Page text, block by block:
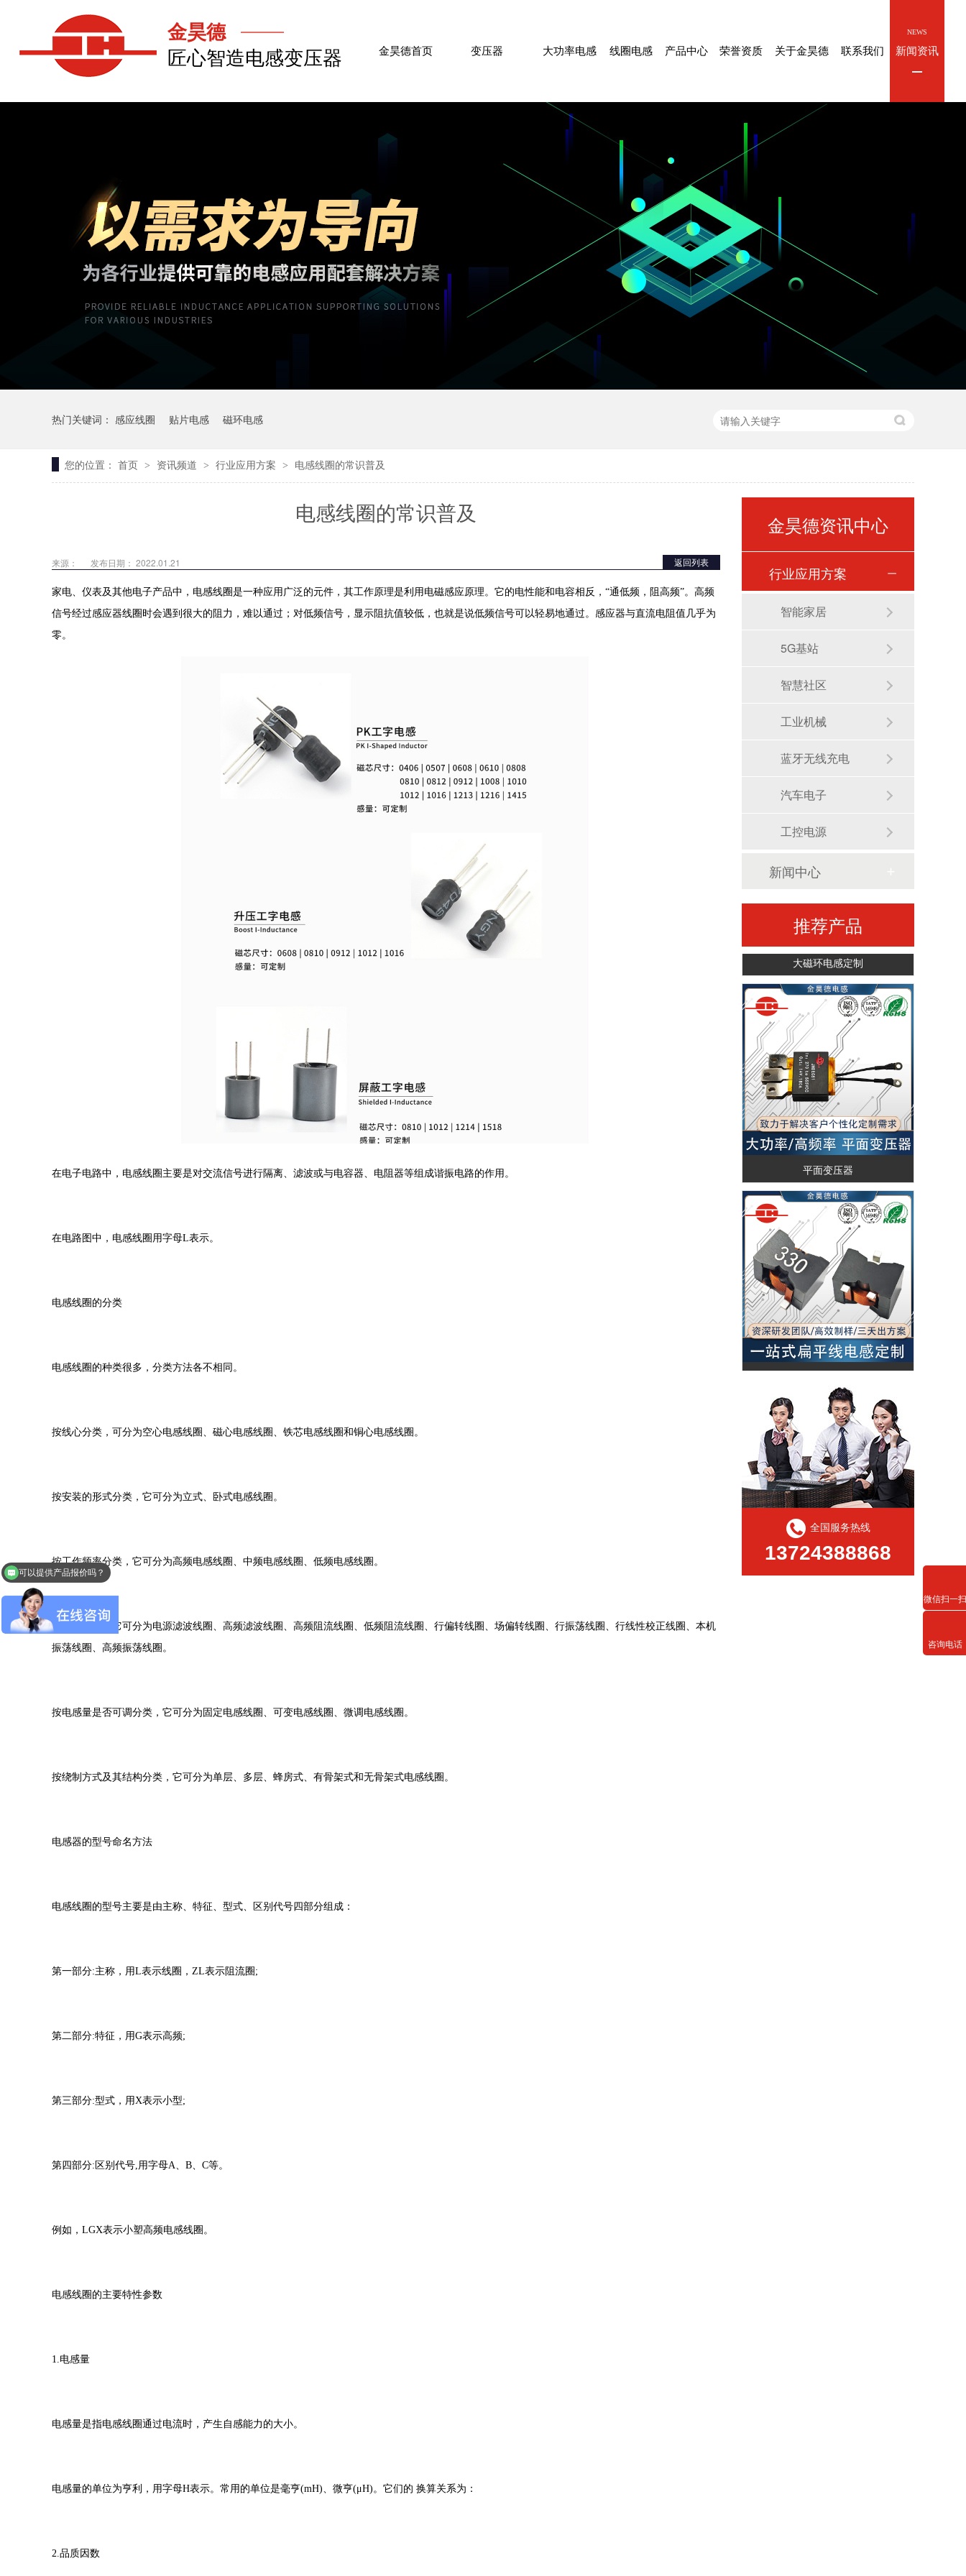
金昊德
匠心智造电感变压器
金昊德首页 变压器 大功率电感 线圈电感 产品中心 荣誉资质 关于金昊德 联系我们
NEWS
新闻资讯
SUBSTATION
热门关键词： 感应线圈 贴片电感 磁环电感
您的位置： 首页 > 资讯频道 > 行业应用方案 > 电感线圈的常识普及
电感线圈的常识普及
返回列表
来源： 发布日期： 2022.01.21
家电、仪表及其他电子产品中，电感线圈是一种应用广泛的元件，其工作原理是利用电磁感应原理。它的电性能和电容相反， “通低频，阻高频”。高频
信号经过感应器线圈时会遇到很大的阻力，难以通过；对低频信号，显示阻抗值较低，也就是说低频信号可以轻易地通过。感应器与直流电阻值几乎为
零。
在电子电路中，电感线圈主要是对交流信号进行隔离、滤波或与电容器、电阻器等组成谐振电路的作用。
在电路图中，电感线圈用字母L表示。
电感线圈的分类
电感线圈的种类很多，分类方法各不相同。
按线心分类，可分为空心电感线圈、磁心电感线圈、铁芯电感线圈和铜心电感线圈。
按安装的形式分类，它可分为立式、卧式电感线圈。
按工作频率分类，它可分为高频电感线圈、中频电感线圈、低频电感线圈。
按用途分类，它可分为电源滤波线圈、高频滤波线圈、高频阻流线圈、低频阻流线圈、行偏转线圈、场偏转线圈、行振荡线圈、行线性校正线圈、本机
振荡线圈、高频振荡线圈。
按电感量是否可调分类，它可分为固定电感线圈、可变电感线圈、微调电感线圈。
按绕制方式及其结构分类，它可分为单层、多层、蜂房式、有骨架式和无骨架式电感线圈。
电感器的型号命名方法
电感线圈的型号主要是由主称、特征、型式、区别代号四部分组成：
第一部分:主称，用L表示线圈，ZL表示阻流圈;
第二部分:特征，用G表示高频;
第三部分:型式，用X表示小型;
第四部分:区别代号,用字母A、B、C等。
例如， LGX表示小塑高频电感线圈。
电感线圈的主要特性参数
1.电感量
电感量是指电感线圈通过电流时，产生自感能力的大小。
电感量的单位为亨利，用字母H表示。常用的单位是毫亨(mH)、微亨(μH)。它们的 换算关系为：
2.品质因数
金昊德资讯中心
行业应用方案
智能家居
5G基站
智慧社区
工业机械
蓝牙无线充电
汽车电子
工控电源
新闻中心
推荐产品
大磁环电感定制
扁平线大电流电感定制采购
PQ扁平线电感规格书
全国服务热线
13724388868
微信扫一扫
咨询电话
可以提供产品报价吗？
可以提供产品规格书吗？